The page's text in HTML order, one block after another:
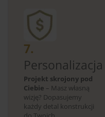
7.
Personalizacja
Projekt skrojony pod
Ciebie – Masz własną
wizję? Dopasujemy
każdy detal konstrukcji